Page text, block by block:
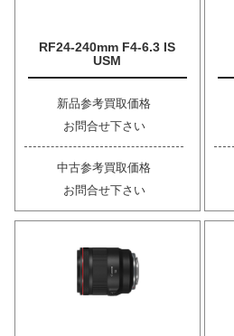
RF24-240mm F4-6.3 IS
USM
新品参考買取価格
お問合せ下さい
中古参考買取価格
お問合せ下さい